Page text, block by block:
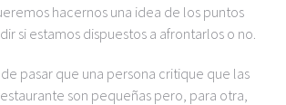
hacernos una idea de los puntos
si estamos dispuestos a afrontarlos o no.
pasar que una persona critique que las
son pequeñas pero, para otra,